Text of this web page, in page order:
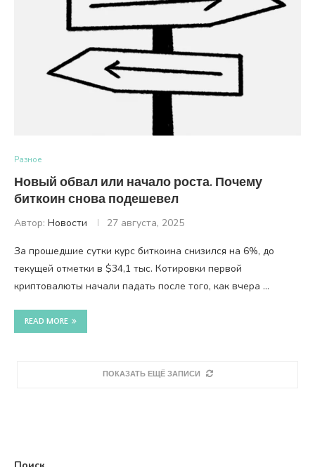
Разное
Новый обвал или начало роста. Почему
биткоин снова подешевел
Автор: Новости 27 августа, 2025
За прошедшие сутки курс биткоина снизился на 6%, до
текущей отметки в $34,1 тыс. Котировки первой
криптовалюты начали падать после того, как вчера …
READ MORE
ПОКАЗАТЬ ЕЩЁ ЗАПИСИ